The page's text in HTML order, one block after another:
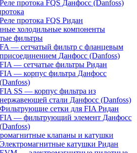
Реле протока FQS Данфосс (Danfoss)
Реле протока FQS Ридан
холодильные компоненты
фильтры
FA — сетчатый фильтр с фланцевым
присоединением Данфосс (Danfoss)
FIA — сетчатые фильтры Ридан
FIA — корпус фильтра Данфосс
(Danfoss)
FIA SS — корпус фильтра из
нержавеющей стали Данфосс (Danfoss)
Фильтрующие сетки для FIA Ридан
FIA — фильтрующий элемент Данфосс
(Danfoss)
клапаны и катушки
Электромагнитные катушки Ридан